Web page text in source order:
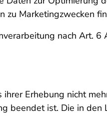
Marketingzwecken
nach Art. 6
Erhebung nicht
beendet ist. Die in